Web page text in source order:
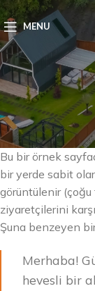
MENU
Bu bir örnek
bir yerde sabit
görüntülenir
ziyaretçilerini
Şuna benzeyen
Merhaba!
hevesli bir